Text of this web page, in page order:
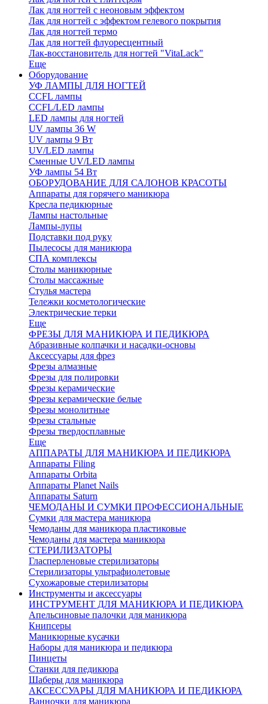
Лак для ногтей с неоновым эффектом
Лак для ногтей с эффектом гелевого покрытия
Лак для ногтей термо
Лак для ногтей флуоресцентный
Лак-восстановитель для ногтей "VitaLack"
Еще
Оборудование
УФ ЛАМПЫ ДЛЯ НОГТЕЙ
CCFL лампы
CCFL/LED лампы
LED лампы для ногтей
UV лампы 36 W
UV лампы 9 Вт
UV/LED лампы
Сменные UV/LED лампы
УФ лампы 54 Вт
ОБОРУДОВАНИЕ ДЛЯ САЛОНОВ КРАСОТЫ
Аппараты для горячего маникюра
Кресла педикюрные
Лампы настольные
Лампы-лупы
Подставки под руку
Пылесосы для маникюра
СПА комплексы
Столы маникюрные
Столы массажные
Стулья мастера
Тележки косметологические
Электрические терки
Еще
ФРЕЗЫ ДЛЯ МАНИКЮРА И ПЕДИКЮРА
Абразивные колпачки и насадки-основы
Аксессуары для фрез
Фрезы алмазные
Фрезы для полировки
Фрезы керамические
Фрезы керамические белые
Фрезы монолитные
Фрезы стальные
Фрезы твердосплавные
Еще
АППАРАТЫ ДЛЯ МАНИКЮРА И ПЕДИКЮРА
Аппараты Filing
Аппараты Orbita
Аппараты Planet Nails
Аппараты Saturn
ЧЕМОДАНЫ И СУМКИ ПРОФЕССИОНАЛЬНЫЕ
Сумки для мастера маникюра
Чемоданы для маникюра пластиковые
Чемоданы для мастера маникюра
СТЕРИЛИЗАТОРЫ
Гласперленовые стерилизаторы
Стерилизаторы ультрафиолетовые
Сухожаровые стерилизаторы
Инструменты и аксессуары
ИНСТРУМЕНТ ДЛЯ МАНИКЮРА И ПЕДИКЮРА
Апельсиновые палочки для маникюра
Книпсеры
Маникюрные кусачки
Наборы для маникюра и педикюра
Пинцеты
Станки для педикюра
Шаберы для маникюра
АКСЕССУАРЫ ДЛЯ МАНИКЮРА И ПЕДИКЮРА
Ванночки для маникюра